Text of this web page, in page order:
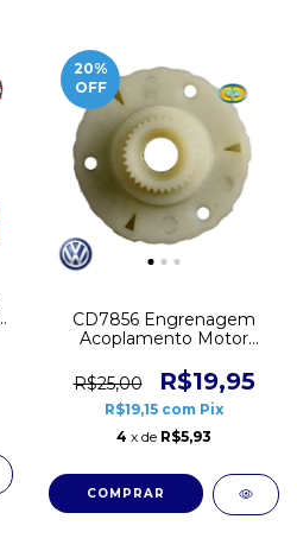
20%
OFF
CD7856 Engrenagem
Acoplamento Motor
VW Golf 1998 a 2013 Bora
Passat 43mm
R$25,00 R$19,95
R$19,15 com Pix
4 x de R$5,93